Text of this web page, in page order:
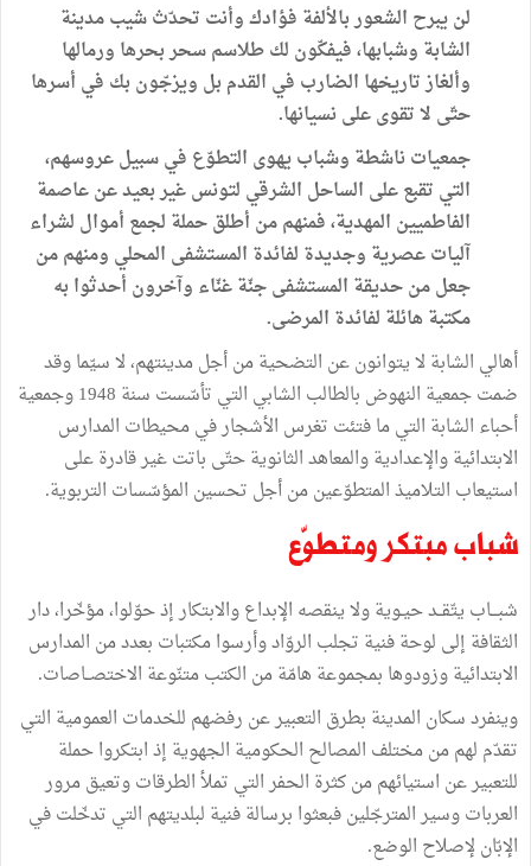
لن يبرح الشعور بالألفة فؤادك وأنت تحدّث شيب مدينة
الشابة وشبابها، فيفكّون لك طلاسم سحر بحرها ورمالها
وألغاز تاريخها الضارب في القدم بل ويزجّون بك في أسرها
حتّى لا تقوى على نسيانها.
جمعيات ناشطة وشباب يهوى التطوّع في سبيل عروسهم،
التي تقبع على الساحل الشرقي لتونس غير بعيد عن عاصمة
الفاطميين المهدية، فمنهم من أطلق حملة لجمع أموال لشراء
آليات عصرية وجديدة لفائدة المستشفى المحلي ومنهم من
جعل من حديقة المستشفى جنّة غنّاء وآخرون أحدثوا به
مكتبة هائلة لفائدة المرضى.
أهالي الشابة لا يتوانون عن التضحية من أجل مدينتهم، لا سيّما وقد
ضمت جمعية النهوض بالطالب الشابي التي تأسّست سنة 1948 وجمعية
أحباء الشابة التي ما فتئت تغرس الأشجار في محيطات المدارس
الابتدائية والإعدادية والمعاهد الثانوية حتّى باتت غير قادرة على
استيعاب التلاميذ المتطوّعين من أجل تحسين المؤسّسات التربوية.
شباب مبتكر ومتطوّع
شبـــاب يتّقــد حيـوية ولا ينقصه الإبداع والابتكار إذ حوّلوا، مؤخّرا، دار
الثقافة إلى لوحة فنية تجلب الروّاد وأرسوا مكتبات بعدد من المدارس
الابتدائية وزودوها بمجموعة هامّة من الكتب متنّوعة الاختصــاصات.
وينفرد سكان المدينة بطرق التعبير عن رفضهم للخدمات العمومية التي
تقدّم لهم من مختلف المصالح الحكومية الجهوية إذ ابتكروا حملة
للتعبير عن استيائهم من كثرة الحفر التي تملأ الطرقات وتعيق مرور
العربات وسير المترجّلين فبعثوا برسالة فنية لبلديتهم التي تدخّلت في
الإبّان لإصلاح الوضع.